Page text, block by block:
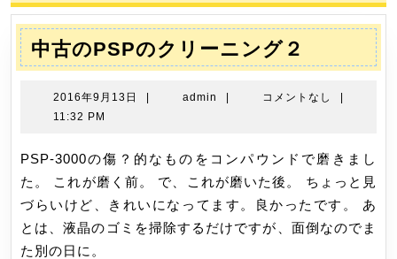
ゲ
ー
シ
中古のPSPのクリーニング２
古
の
ク
リ
ー
ニ
2016年9月13日
2016
月
| admin admin
| コメントなし
|
11:32 PM
PSP-3000の傷？的なものをコンパウンドで磨きまし
た。 これが磨く前。 で、これが磨いた後。 ちょっと見
づらいけど、きれいになってます。良かったです。 あ
とは、液晶のゴミを掃除するだけですが、面倒なのでま
た別の日に。